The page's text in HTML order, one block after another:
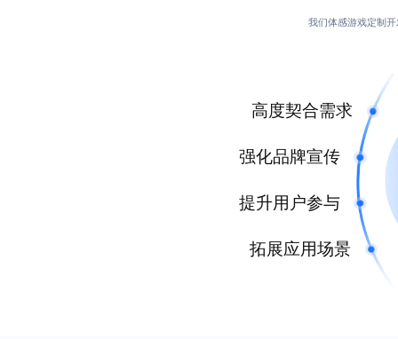
我们体感游戏定制
高度契合需求
强化品牌宣传
提升用户参与
拓展应用场景